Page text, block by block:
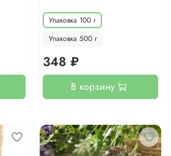
Упаковка 100 г
Упаковка 500 г
348 ₽
В корзину